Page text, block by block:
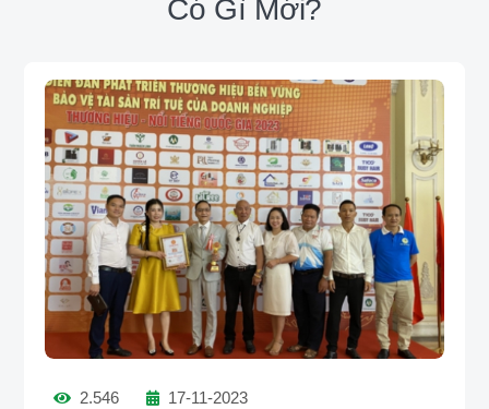
Có Gì Mới?
2.546 17-11-2023